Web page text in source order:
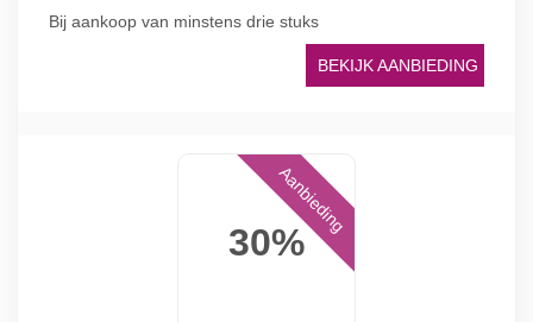
Bij aankoop van minstens drie stuks
BEKIJK AANBIEDING
30%
Aanbieding